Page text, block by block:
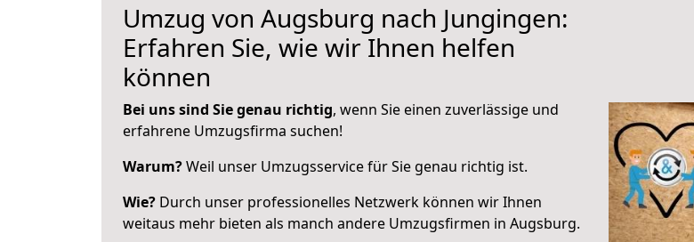
Umzug von Augsburg nach Jungingen:
Erfahren Sie, wie wir Ihnen helfen
können
Bei uns sind Sie genau richtig, wenn Sie einen zuverlässige und
erfahrene Umzugsfirma suchen!
Warum?Weil unser Umzugsservice für Sie genau richtig ist.
Wie? Durch unser professionelles Netzwerk können wir Ihnen
weitaus mehr bieten als manch andere Umzugsfirmen in Augsburg.